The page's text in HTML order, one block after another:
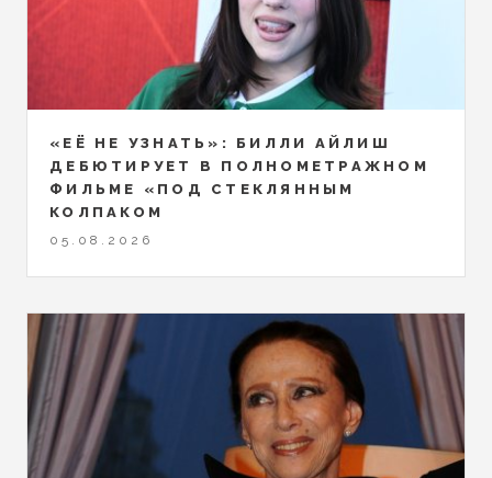
«ЕЁ НЕ УЗНАТЬ»: БИЛЛИ АЙЛИШ
ДЕБЮТИРУЕТ В ПОЛНОМЕТРАЖНОМ
ФИЛЬМЕ «ПОД СТЕКЛЯННЫМ
КОЛПАКОМ
05.08.2026